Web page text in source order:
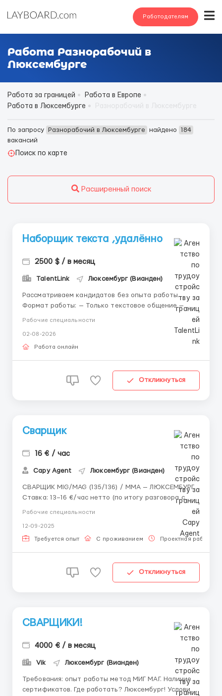
Работодателям
Работа Разнорабочий в
Люксембурге
Работа за границей
Работа в Европе
Работа в Люксембурге
По запросу Разнорабочий в Люксембурге найдено
184
вакансий
Поиск по карте
Расширенный поиск
Наборщик текста ,удалённо
2500 $ / в месяц
TalentLink Люксембург (Вианден)
Рассматриваем кандидатов без опыта работы.
Формат работы: — Только текстовое общение —
Удаленно — Без телефонных звонков Предлагаем: —
Выплаты в валюте Telegram: @Alina_HR_work7 🔗
Tel...
Рабочие специальности
02-08-2026
Работа онлайн
Откликнуться
Сварщик
16 € / час
Capy Agent Люксембург (Вианден)
СВАРЩИК MIG/MAG (135/136) / MMA — ЛЮКСЕМБУРГ
Ставка: 13–16 €/час нетто (по итогу разговора с
Что даём: официальное трудоустройство (через
PL/DE), жильё, проезд до работы, инструменты и
спецодежда Язык: не требуется ...
Рабочие специальности
12-09-2025
Требуется опыт С проживанием Проектная работа
Откликнуться
СВАРЩИКИ!
4000 € / в месяц
Vik Люксембург (Вианден)
Требования: опыт работы метод МИГ МАГ. Наличие
сертификатов. Где работать? Люксембург! Условия